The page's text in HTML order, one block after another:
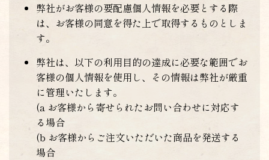
弊社がお客様の要配慮個人情報を必要とする際
は、お客様の同意を得た上で取得するものとしま
す。
弊社は、以下の利用目的の達成に必要な範囲でお
客様の個人情報を使用し、その情報は弊社が厳重
に管理いたします。
(a お客様から寄せられたお問い合わせに対応す
る場合
(b お客様からご注文いただいた商品を発送する
場合